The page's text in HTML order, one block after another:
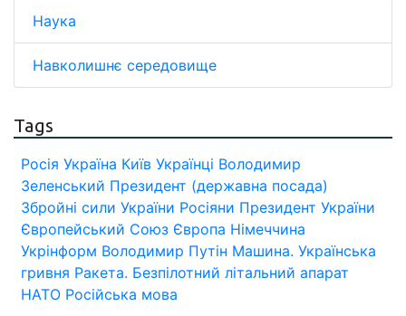
Наука
Навколишнє середовище
Tags
Росія Україна Київ Українці Володимир
Зеленський Президент (державна посада)
Збройні сили України Росіяни Президент України
Європейський Союз Європа Німеччина
Укрінформ Володимир Путін Машина. Українська
гривня Ракета. Безпілотний літальний апарат
НАТО Російська мова